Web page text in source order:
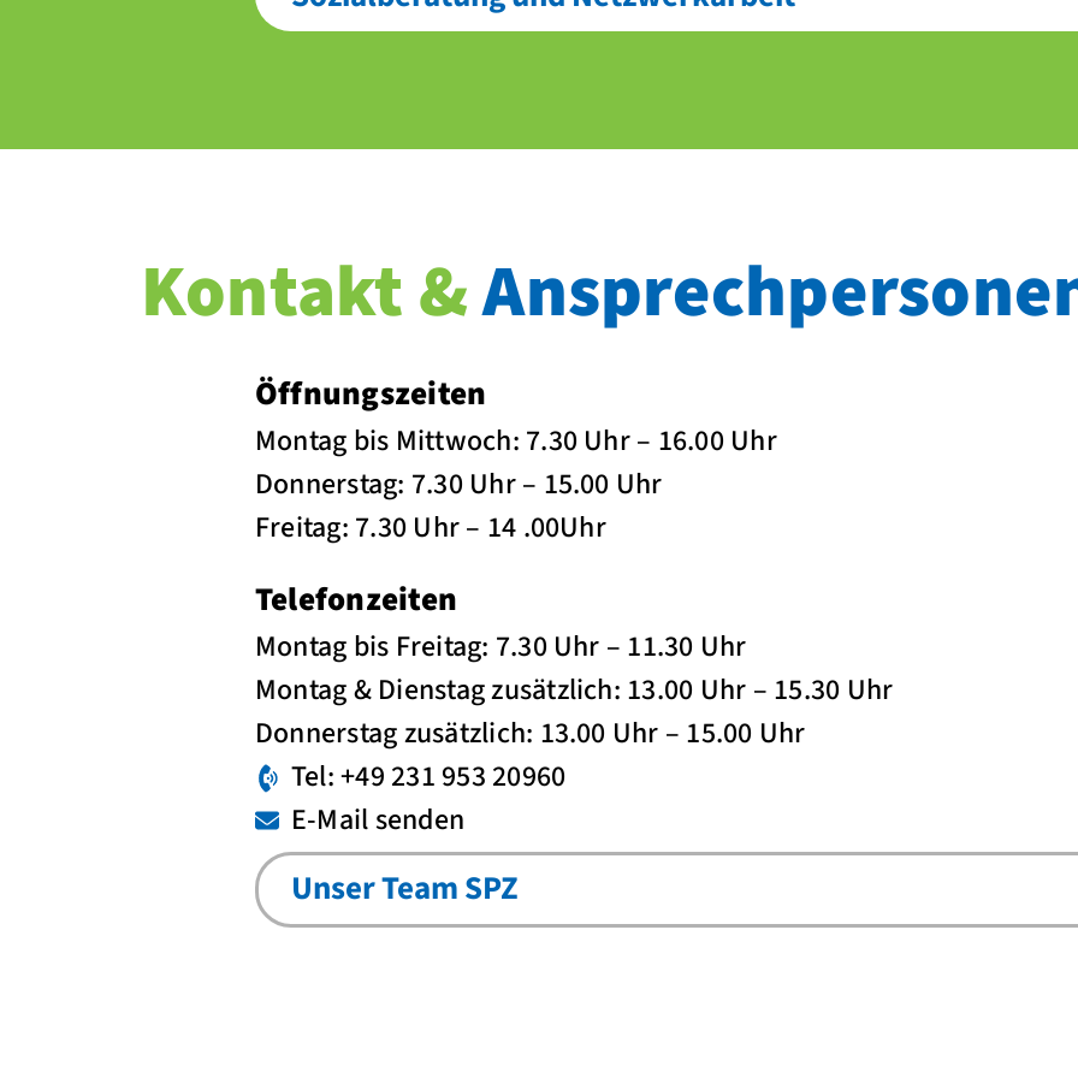
Kontakt &
Öffnungszeiten
Montag bis Mittwoch: 7.30 Uhr – 16.00 Uhr
Donnerstag: 7.30 Uhr – 15.00 Uhr
Freitag: 7.30 Uhr – 14 .00Uhr
Telefonzeiten
Montag bis Freitag: 7.30 Uhr – 11.30 Uhr
Montag & Dienstag zusätzlich: 13.00 Uhr – 15.30 Uhr
Donnerstag zusätzlich: 13.00 Uhr – 15.00 Uhr
Tel: +49 231 953 20960
E-Mail senden
Unser Team SPZ